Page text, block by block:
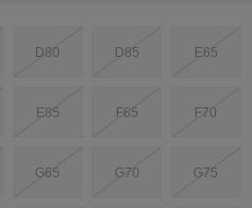
D80 D85 E65
E85 F65 F70
G65 G70 G75